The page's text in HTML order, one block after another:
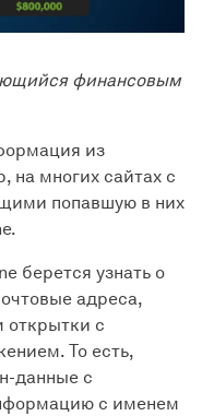
финансовым
из
многих сайтах с
попавшую в них
берется узнать о
адреса,
открытки с
То есть,
данные с
с именем